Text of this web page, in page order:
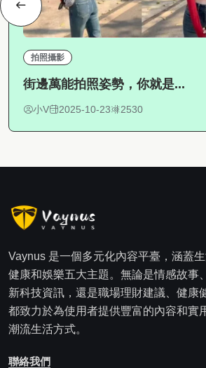
拍照攝影
街邊萬能拍照姿勢，你就是...
小V 2025-10-23 2530
Vaynus 是一個多元化內容平臺，涵蓋生
健康和娛樂五大主題。無論是情感故事
新科技資訊，還是職場理財建議、健康
都致力於為使用者提供豐富的內容和實
潮流生活方式。
聯絡我們